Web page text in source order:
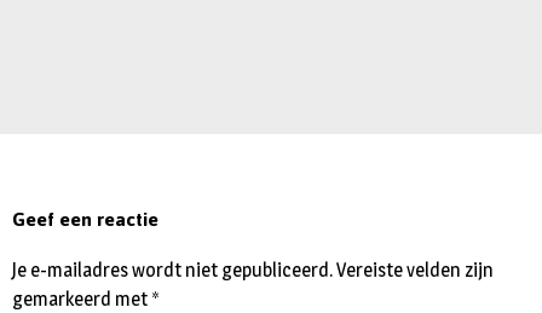
Geef een reactie
Je e-mailadres wordt niet gepubliceerd.Vereiste velden zijn
gemarkeerd met *